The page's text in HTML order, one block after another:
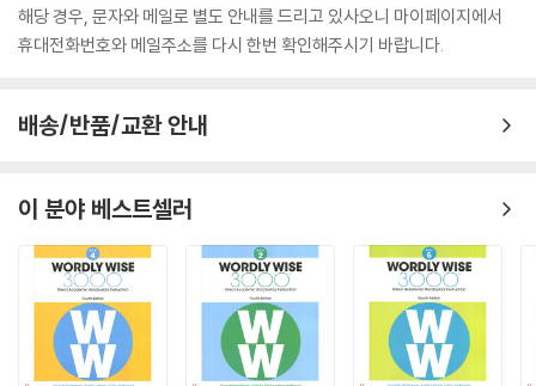
해당 경우, 문자와 메일로 별도 안내를 드리고 있사오니 마이페이지에서
휴대전화번호와 메일주소를 다시 한번 확인해주시기 바랍니다.
배송/반품/교환 안내
이 분야 베스트셀러